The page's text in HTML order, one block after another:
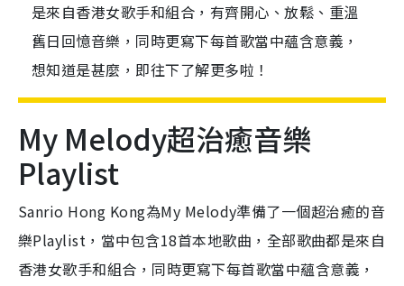
是來自香港女歌手和組合，有齊開心、放鬆、重溫
舊日回憶音樂，同時更寫下每首歌當中蘊含意義，
想知道是甚麼，即往下了解更多啦！
My Melody超治癒音樂
Playlist
Sanrio Hong Kong為My Melody準備了一個超治癒的音
樂Playlist，當中包含18首本地歌曲，全部歌曲都是來自
香港女歌手和組合，同時更寫下每首歌當中蘊含意義，